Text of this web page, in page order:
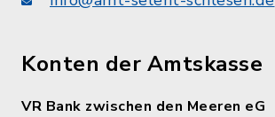
Konten der Amtskasse
VR Bank zwischen den Meeren eG